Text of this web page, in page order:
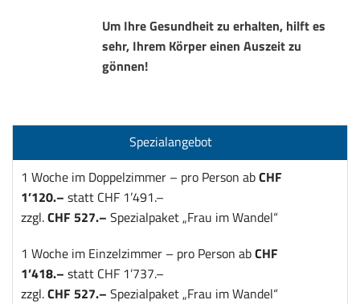
Um Ihre Gesundheit zu erhalten, hilft es
sehr, Ihrem Körper einen Auszeit zu
gönnen!
Spezialangebot
1 Woche im Doppelzimmer – pro Person abCHF
1’120.– statt CHF 1’491.–
zzgl.CHF 527.– Spezialpaket „Frau im Wandel“
1 Woche im Einzelzimmer – pro Person abCHF
1’418.– statt CHF 1’737.–
zzgl.CHF 527.– Spezialpaket „Frau im Wandel“